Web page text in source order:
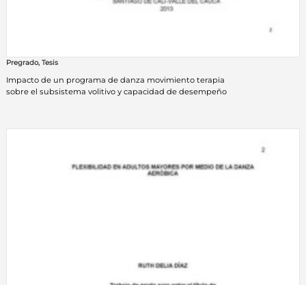
Pregrado, Tesis
Impacto de un programa de danza movimiento terapia
sobre el subsistema volitivo y capacidad de desempeño